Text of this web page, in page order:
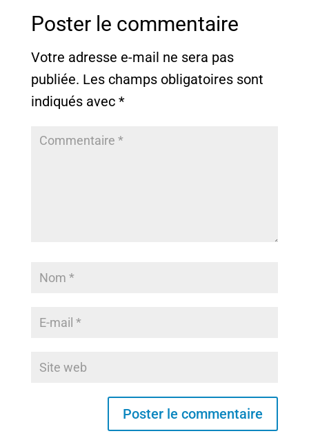
Poster le commentaire
Votre adresse e-mail ne sera pas
publiée. Les champs obligatoires sont
indiqués avec *